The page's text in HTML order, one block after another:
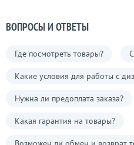
ВОПРОСЫ И ОТВЕТЫ
Где посмотреть товары?
Какие условия для работы с
Нужна ли предоплата заказа?
Какая гарантия на товары?